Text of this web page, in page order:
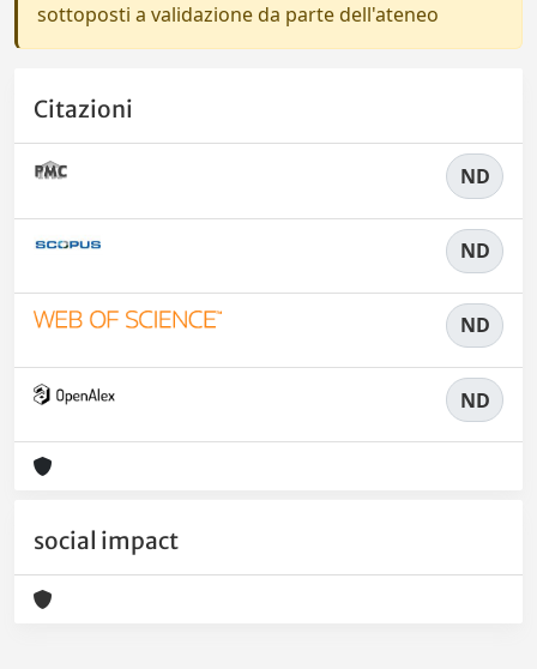
sottoposti a validazione da parte dell'ateneo
Citazioni
ND
ND
ND
ND
social impact